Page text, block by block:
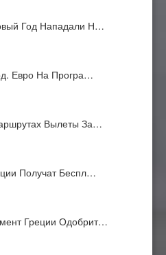
Год Нападали Н…
Евро На Програ…
Вылеты За…
Получат Беспл…
Греции Одобрит…